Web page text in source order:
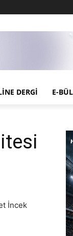
DERGI E-
İncek